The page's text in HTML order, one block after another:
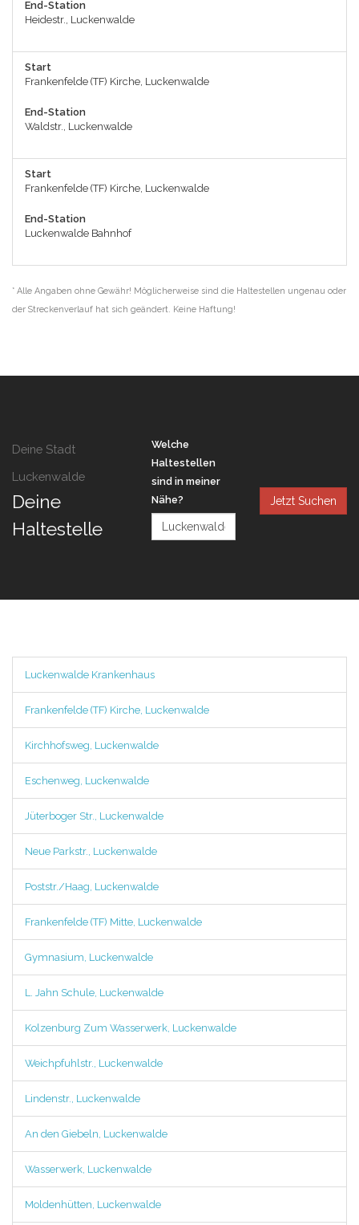
End-Station
Heidestr., Luckenwalde
Start
Frankenfelde (TF) Kirche, Luckenwalde
End-Station
Waldstr., Luckenwalde
Start
Frankenfelde (TF) Kirche, Luckenwalde
End-Station
Luckenwalde Bahnhof
* Alle Angaben ohne Gewähr! Möglicherweise sind die Haltestellen ungenau oder
der Streckenverlauf hat sich geändert. Keine Haftung!
Deine Stadt
Luckenwalde
Deine
Haltestelle
Welche
Haltestellen
sind in meiner
Nähe?
Jetzt Suchen
Luckenwalde Krankenhaus
Frankenfelde (TF) Kirche, Luckenwalde
Kirchhofsweg, Luckenwalde
Eschenweg, Luckenwalde
Jüterboger Str., Luckenwalde
Neue Parkstr., Luckenwalde
Poststr./Haag, Luckenwalde
Frankenfelde (TF) Mitte, Luckenwalde
Gymnasium, Luckenwalde
L. Jahn Schule, Luckenwalde
Kolzenburg Zum Wasserwerk, Luckenwalde
Weichpfuhlstr., Luckenwalde
Lindenstr., Luckenwalde
An den Giebeln, Luckenwalde
Wasserwerk, Luckenwalde
Moldenhütten, Luckenwalde